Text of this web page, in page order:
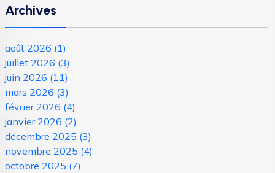
Archives
août 2026 (1)
juillet 2026 (3)
juin 2026 (11)
mars 2026 (3)
février 2026 (4)
janvier 2026 (2)
décembre 2025 (3)
novembre 2025 (4)
octobre 2025 (7)